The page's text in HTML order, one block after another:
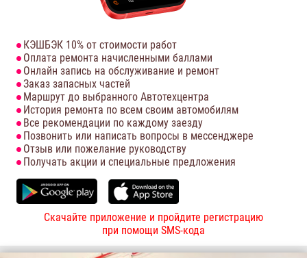
КЭШБЭК 10% от стоимости работ
Оплата ремонта начисленными баллами
Онлайн запись на обслуживание и ремонт
Заказ запасных частей
Маршрут до выбранного Автотехцентра
История ремонта по всем своим автомобилям
Все рекомендации по каждому заезду
Позвонить или написать вопросы в мессенджере
Отзыв или пожелание руководству
Получать акции и специальные предложения
Скачайте приложение и пройдите регистрацию
при помощи SMS-кода